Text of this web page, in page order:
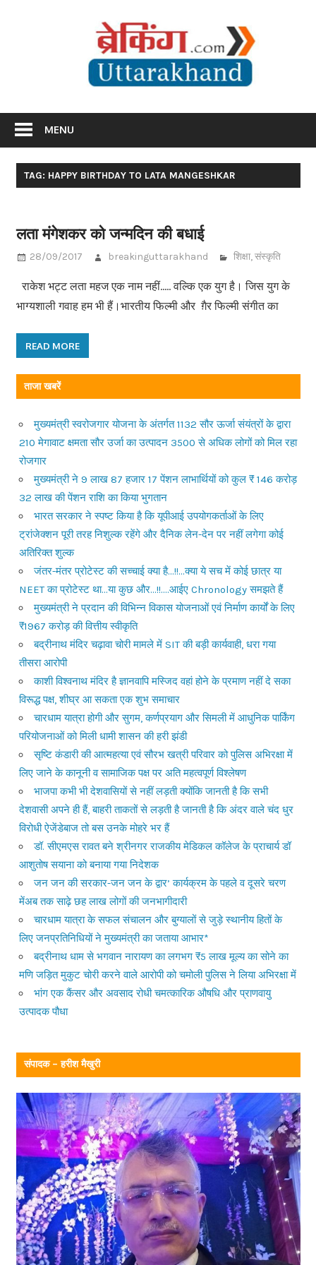
MENU
TAG: HAPPY BIRTHDAY TO LATA MANGESHKAR
लता मंगेशकर को जन्मदिन की बधाई
28/09/2017 breakinguttarakhand शिक्षा,संस्कृति
राकेश भट्ट लता महज एक नाम नहीं….. वल्कि एक युग है। जिस युग के
भाग्यशाली गवाह हम भी हैं।भारतीय फिल्मी और ग़ैर फिल्मी संगीत का
READ MORE
ताजा खबरें
मुख्यमंत्री स्वरोजगार योजना के अंतर्गत 1132 सौर ऊर्जा संयंत्रों के द्वारा
210 मेगावाट क्षमता सौर उर्जा का उत्पादन 3500 से अधिक लोगों को मिल रहा
रोजगार
मुख्यमंत्री ने 9 लाख 87 हजार 17 पेंशन लाभार्थियों को कुल ₹ 146 करोड़
32 लाख की पेंशन राशि का किया भुगतान
भारत सरकार ने स्पष्ट किया है कि यूपीआई उपयोगकर्ताओं के लिए
ट्रांजेक्शन पूरी तरह निशुल्क रहेंगे और दैनिक लेन-देन पर नहीं लगेगा कोई
अतिरिक्त शुल्क
जंतर-मंतर प्रोटेस्ट की सच्चाई क्या है…!!…क्या ये सच में कोई छात्र या
NEET का प्रोटेस्ट था…या कुछ और…!!….आईए Chronology समझते हैं
मुख्यमंत्री ने प्रदान की विभिन्न विकास योजनाओं एवं निर्माण कार्यों के लिए
₹1967 करोड़ की वित्तीय स्वीकृति
बद्रीनाथ मंदिर चढ़ावा चोरी मामले में SIT की बड़ी कार्यवाही, धरा गया
तीसरा आरोपी
काशी विश्वनाथ मंदिर है ज्ञानवापि मस्जिद वहां होने के प्रमाण नहीं दे सका
विरूद्ध पक्ष, शीघ्र आ सकता एक शुभ समाचार
चारधाम यात्रा होगी और सुगम, कर्णप्रयाग और सिमली में आधुनिक पार्किंग
परियोजनाओं को मिली धामी शासन की हरी झंडी
सृष्टि कंडारी की आत्महत्या एवं सौरभ खत्री परिवार को पुलिस अभिरक्षा में
लिए जाने के कानूनी व सामाजिक पक्ष पर अति महत्वपूर्ण विश्लेषण
भाजपा कभी भी देशवासियों से नहीं लड़ती क्योंकि जानती है कि सभी
देशवासी अपने ही हैं, बाहरी ताकतों से लड़ती है जानती है कि अंदर वाले चंद धुर
विरोधी ऐजेंडेबाज तो बस उनके मोहरे भर हैं
डॉ. सीएमएस रावत बने श्रीनगर राजकीय मेडिकल कॉलेज के प्राचार्य डॉ
आशुतोष सयाना को बनाया गया निदेशक
जन जन की सरकार-जन जन के द्वार’ कार्यक्रम के पहले व दूसरे चरण
मेंअब तक साढ़े छह लाख लोगों की जनभागीदारी
चारधाम यात्रा के सफल संचालन और बुग्यालों से जुड़े स्थानीय हितों के
लिए जनप्रतिनिधियों ने मुख्यमंत्री का जताया आभार*
बद्रीनाथ धाम से भगवान नारायण का लगभग ₹5 लाख मूल्य का सोने का
मणि जड़ित मुकुट चोरी करने वाले आरोपी को चमोली पुलिस ने लिया अभिरक्षा में
भांग एक कैंसर और अवसाद रोधी चमत्कारिक औषधि और प्राणवायु
उत्पादक पौधा
संपादक – हरीश मैखुरी